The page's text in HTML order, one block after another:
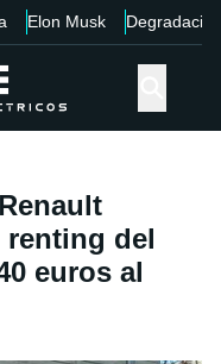
Elon Musk Degradación
renting del
euros al